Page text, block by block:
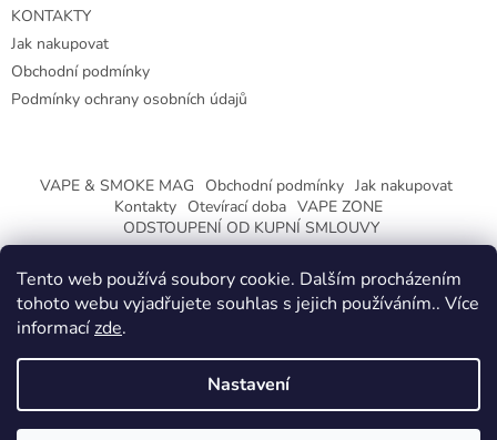
Tento web používá soubory cookie. Dalším procházením
tohoto webu vyjadřujete souhlas s jejich používáním.. Více
informacízde.
Nastavení
KONTAKTY
Jak nakupovat
Obchodní podmínky
Podmínky ochrany osobních údajů
VAPE & SMOKE MAG Obchodní podmínky Jak nakupovat
Kontakty Otevírací doba VAPE ZONE
ODSTOUPENÍ OD KUPNÍ SMLOUVY
Copyright 2026CeskaTrafika.eu. Všechna práva vyhrazena.